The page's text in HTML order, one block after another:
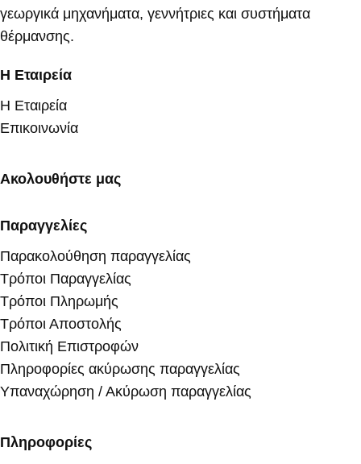
γεωργικά μηχανήματα, γεννήτριες και συστήματα
θέρμανσης.
Η Εταιρεία
Η Εταιρεία
Επικοινωνία
Ακολουθήστε μας
Παραγγελίες
Παρακολούθηση παραγγελίας
Τρόποι Παραγγελίας
Τρόποι Πληρωμής
Τρόποι Αποστολής
Πολιτική Επιστροφών
Πληροφορίες ακύρωσης παραγγελίας
Υπαναχώρηση / Ακύρωση παραγγελίας
Πληροφορίες